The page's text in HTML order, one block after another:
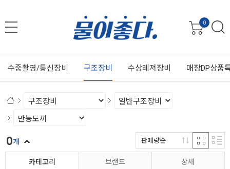
0
수중촬영/통신장비 구조장비 수상레져장비 매장DP상품
카테고리 브랜드 상세
0개 판매량순